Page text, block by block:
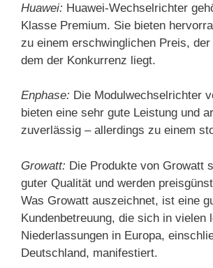
Huawei: Huawei-Wechselrichter
Klasse Premium. Sie bieten
zu einem erschwinglichen Preis,
dem der Konkurrenz liegt​.
Enphase: Die Modulwechselrichter
bieten eine sehr gute Leistung und
zuverlässig – allerdings zu einem
Growatt: Die Produkte von Growatt
guter Qualität und werden
Was Growatt auszeichnet, ist eine
Kundenbetreuung, die sich in vielen
Niederlassungen in Europa,
Deutschland, manifestiert​.